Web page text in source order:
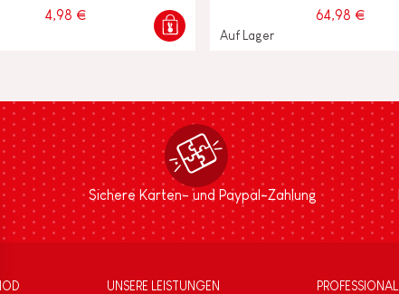
4,98 € 64,98 €
Auf Lager
Sichere Karten- und Paypal-Zahlung
UNSERE LEISTUNGEN PROFESSIONAL